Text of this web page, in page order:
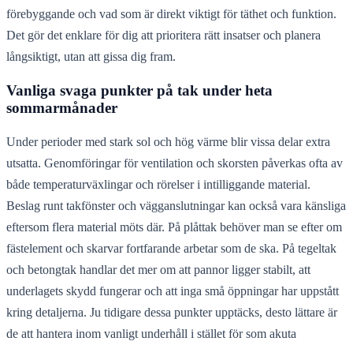
förebyggande och vad som är direkt viktigt för täthet och funktion.
Det gör det enklare för dig att prioritera rätt insatser och planera
långsiktigt, utan att gissa dig fram.
Vanliga svaga punkter på tak under heta
sommarmånader
Under perioder med stark sol och hög värme blir vissa delar extra
utsatta. Genomföringar för ventilation och skorsten påverkas ofta av
både temperaturväxlingar och rörelser i intilliggande material.
Beslag runt takfönster och vägganslutningar kan också vara känsliga
eftersom flera material möts där. På plåttak behöver man se efter om
fästelement och skarvar fortfarande arbetar som de ska. På tegeltak
och betongtak handlar det mer om att pannor ligger stabilt, att
underlagets skydd fungerar och att inga små öppningar har uppstått
kring detaljerna. Ju tidigare dessa punkter upptäcks, desto lättare är
de att hantera inom vanligt underhåll i stället för som akuta